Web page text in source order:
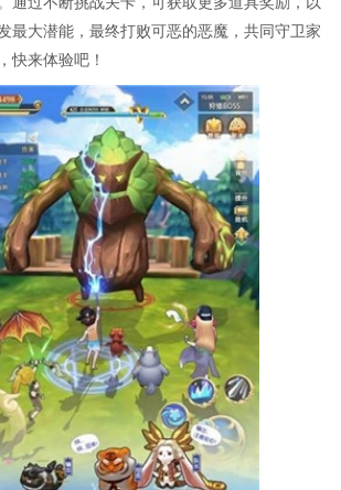
最大潜能，最终打败可恶的恶魔，共同守卫家
快来体验吧！